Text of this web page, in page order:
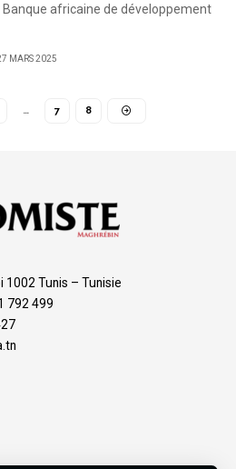
africaine de développement
MARS 2025
… 7 8
1002 Tunis – Tunisie
792 499